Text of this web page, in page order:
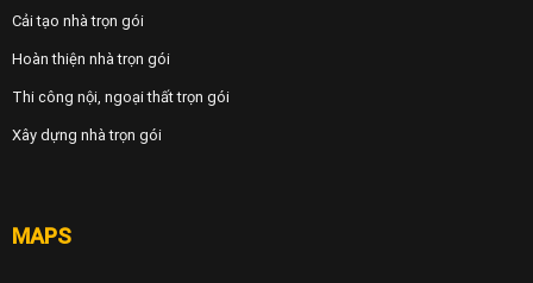
Cải tạo nhà trọn gói
Hoàn thiện nhà trọn gói
Thi công nội, ngoại thất trọn gói
Xây dựng nhà trọn gói
MAPS